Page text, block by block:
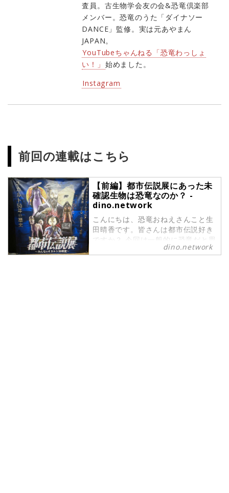
査員。古生物学会友の会&恐竜倶楽部
メンバー。恐竜のうた「ダイナソー
DANCE」監修。実は元あやまん
JAPAN。
YouTubeちゃんねる「恐竜わっしょ
い！」 始めました。
Instagram
前回の連載はこちら
【前編】都市伝説展にあった未
確認生物は恐竜なのか？ -
dino.network
こんにちは、恐竜おねえさんこと生
田晴香です。皆さんは都市伝説好き
ですか？ 今回は一般的に恐竜だと思
われがちな、ネッシーなどの未確認
dino.network